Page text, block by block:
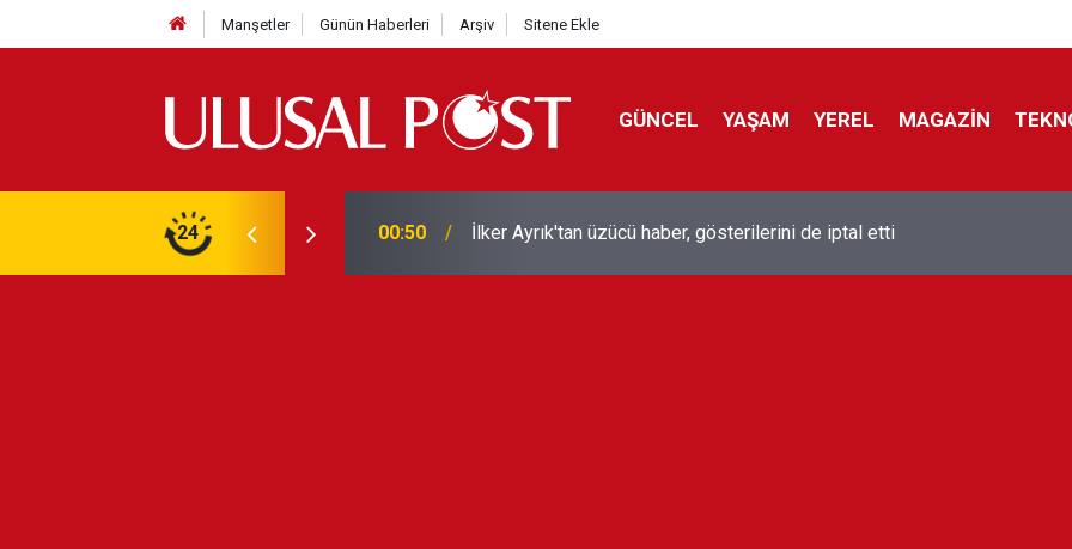
Manşetler Günün Haberleri Arşiv Sitene Ekle
GÜNCEL YAŞAM YEREL MAGAZİN
24 00:39
Liverpool efsanesi Mısırlı yıldız Mohamed Salah Trabzonspor ile
Yarın geliyor